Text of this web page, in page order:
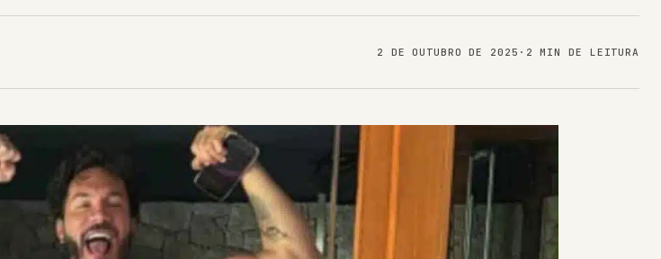
2 DE OUTUBRO DE 2025 · 2 MIN DE LEITURA